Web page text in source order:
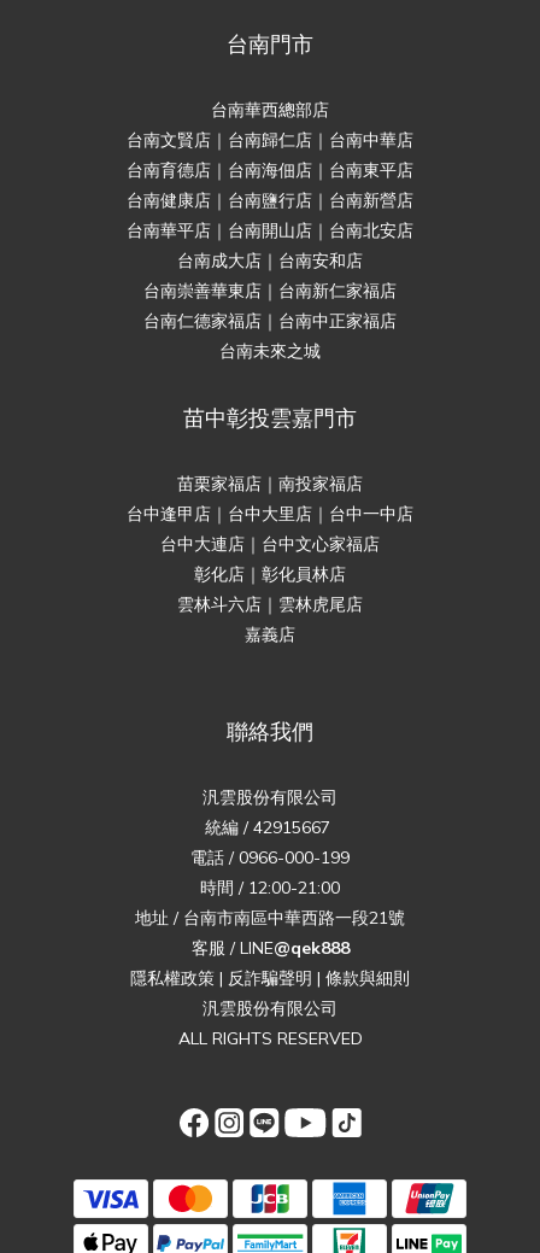
台南門市
台南華西總部店
台南文賢店｜台南歸仁店｜台南中華店
台南育德店｜台南海佃店｜台南東平店
台南健康店｜台南鹽行店｜台南新營店
台南華平店｜台南開山店｜台南北安店
台南成大店｜台南安和店
台南崇善華東店｜台南新仁家福店
台南仁德家福店｜台南中正家福店
台南未來之城
苗中彰投雲嘉門市
苗栗家福店｜南投家福店
台中逢甲店｜台中大里店｜台中一中店
台中大連店｜台中文心家福店
彰化店｜彰化員林店
雲林斗六店｜雲林虎尾店
嘉義店
聯絡我們
汎雲股份有限公司
統編 / 42915667
電話 / 0966-000-199
時間 / 12:00-21:00
地址 / 台南市南區中華西路一段21號
客服 / LINE@qek888
隱私權政策 | 反詐騙聲明 | 條款與細則
汎雲股份有限公司
ALL RIGHTS RESERVED